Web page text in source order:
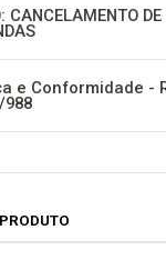
CANCELAMENTO DE
e Conformidade -
988